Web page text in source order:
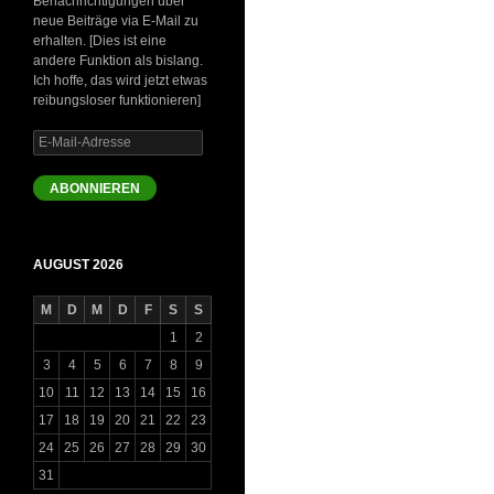
neue Beiträge via E-Mail zu
erhalten. [Dies ist eine
andere Funktion als bislang.
Ich hoffe, das wird jetzt etwas
reibungsloser funktionieren]
E-
Mail-
Adresse
ABONNIEREN
AUGUST 2026
M D M D F S
S
1
2
3
4 5 6 7 8
9
10
11 12 13 14 15
16
17
18 19 20 21 22
23
24
25 26 27 28 29
30
31